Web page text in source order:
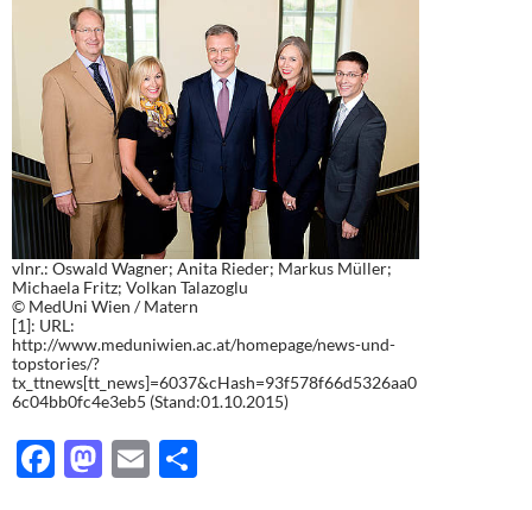
vlnr.: Oswald Wagner; Anita Rieder; Markus Müller;
Michaela Fritz; Volkan Talazoglu
© MedUni Wien / Matern
[1]: URL:
http://www.meduniwien.ac.at/homepage/news-und-
topstories/?
tx_ttnews[tt_news]=6037&cHash=93f578f66d5326aa0
6c04bb0fc4e3eb5 (Stand:01.10.2015)
F
M E